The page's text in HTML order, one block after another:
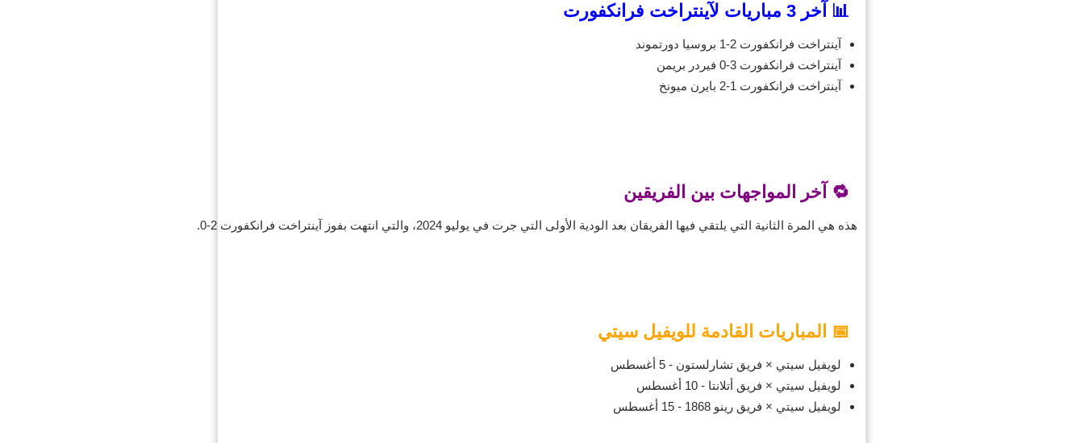
📊 آخر 3 مباريات لآينتراخت فرانكفورت
آينتراخت فرانكفورت 2-1 بروسيا دورتموند
آينتراخت فرانكفورت 3-0 فيردر بريمن
آينتراخت فرانكفورت 1-2 بايرن ميونخ
🔁 آخر المواجهات بين الفريقين
هذه هي المرة الثانية التي يلتقي فيها الفريقان بعد الودية الأولى التي جرت في يوليو 2024، والتي انتهت بفوز آينتراخت فرانكفورت 2-0.
📅 المباريات القادمة للويفيل سيتي
لويفيل سيتي × فريق تشارلستون - 5 أغسطس
لويفيل سيتي × فريق أتلانتا - 10 أغسطس
لويفيل سيتي × فريق رينو 1868 - 15 أغسطس